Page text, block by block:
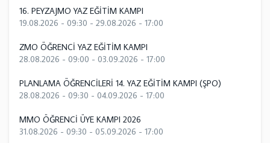
16. PEYZAJMO YAZ EĞİTİM KAMPI
19.08.2026 - 09:30 - 29.08.2026 - 17:00
ZMO ÖĞRENCİ YAZ EĞİTİM KAMPI
28.08.2026 - 09:00 - 03.09.2026 - 17:00
PLANLAMA ÖĞRENCİLERİ 14. YAZ EĞİTİM KAMPI (ŞPO)
28.08.2026 - 09:30 - 04.09.2026 - 17:00
MMO ÖĞRENCİ ÜYE KAMPI 2026
31.08.2026 - 09:30 - 05.09.2026 - 17:00